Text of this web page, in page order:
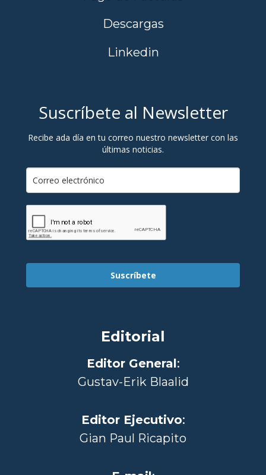
Descargas
Linkedin
Suscríbete al Newsletter
Recibe ada día en tu correo nuestro newsletter con las
últimas noticias.
Suscríbete
Editorial
Editor General:
Gustav-Erik Blaalid
Editor Ejecutivo:
Gian Paul Ricapito